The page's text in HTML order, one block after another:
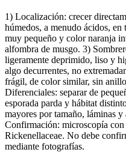
1) Localización: crecer
húmedos, a menudo ácidos,
muy pequeño y color naranja
alfombra de musgo. 3)
ligeramente deprimido, liso y
algo decurrentes, no
frágil, de color similar, sin
Diferenciales: separar de
esporada parda y hábitat
mayores por tamaño, láminas
Confirmación: microscopía con
Rickenellaceae. No debe
mediante fotografías.